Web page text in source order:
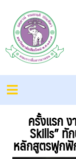
ครั้งแรก
Skills” ทั
หลักสูตรฟูกฟั